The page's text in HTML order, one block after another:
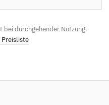
bei durchgehender Nutzung.